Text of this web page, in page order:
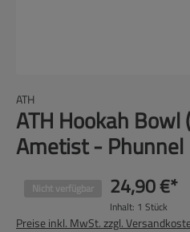
ATH
ATH Hookah Bowl
Ametist - Phunnel
Nicht verfügbar 24,90 €*
Inhalt: 1 Stück
Preise inkl. MwSt. zzgl.